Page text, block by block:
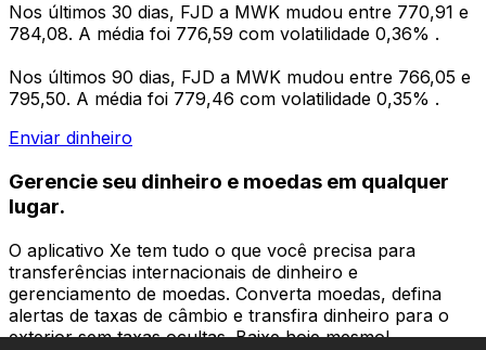
Nos últimos 30 dias, FJD a MWK mudou entre 770,91 e
784,08. A média foi 776,59 com volatilidade 0,36% .
Nos últimos 90 dias, FJD a MWK mudou entre 766,05 e
795,50. A média foi 779,46 com volatilidade 0,35% .
Enviar dinheiro
Gerencie seu dinheiro e moedas em qualquer
lugar.
O aplicativo Xe tem tudo o que você precisa para
transferências internacionais de dinheiro e
gerenciamento de moedas. Converta moedas, defina
alertas de taxas de câmbio e transfira dinheiro para o
exterior sem taxas ocultas. Baixe hoje mesmo!